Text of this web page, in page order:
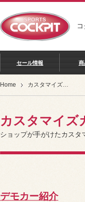
セール情報 商
Home カスタマイズカー紹介
カスタマイズ
ショップが手がけたカスタ
デモカー紹介